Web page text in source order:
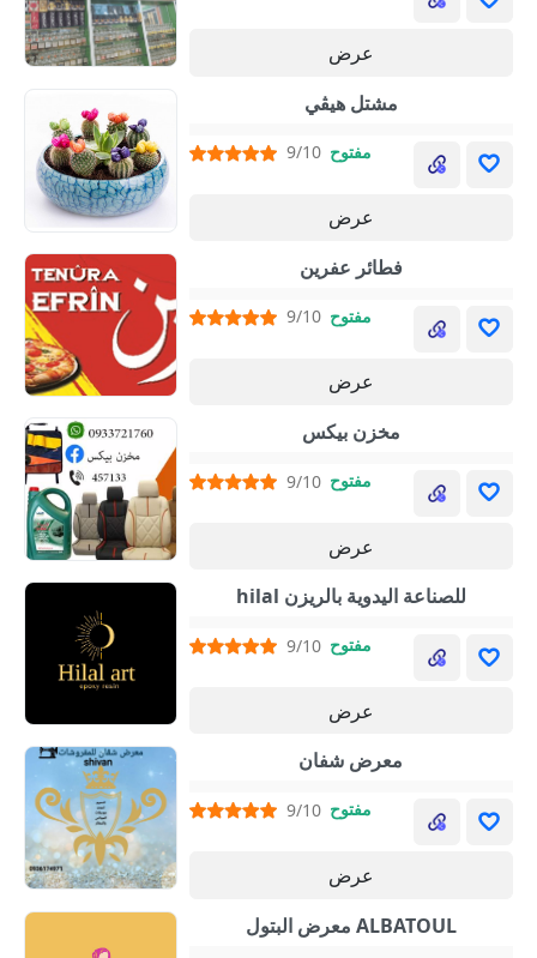
عرض
مشتل هيڤي
9/10 مفتوح
عرض
فطائر عفرين
9/10 مفتوح
عرض
مخزن بيكس
9/10 مفتوح
عرض
hilal للصناعة اليدوية بالريزن
9/10 مفتوح
عرض
معرض شفان
9/10 مفتوح
عرض
معرض البتول ALBATOUL